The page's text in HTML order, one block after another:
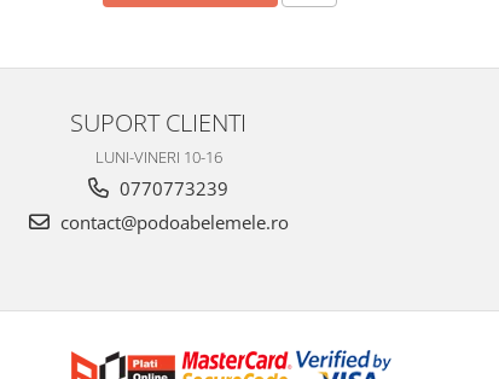
SUPORT CLIENTI
LUNI-VINERI 10-16
0770773239
contact@podoabelemele.ro